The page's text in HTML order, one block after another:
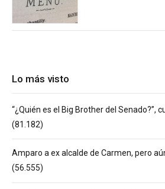
Lo más visto
“¿Quién es el Big Brother del Senado?”,
(81.182)
Amparo a ex alcalde de Carmen, pero
(56.555)